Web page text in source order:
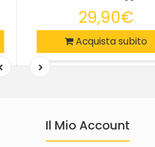
29,90€
Acquista subito
Il Mio Account